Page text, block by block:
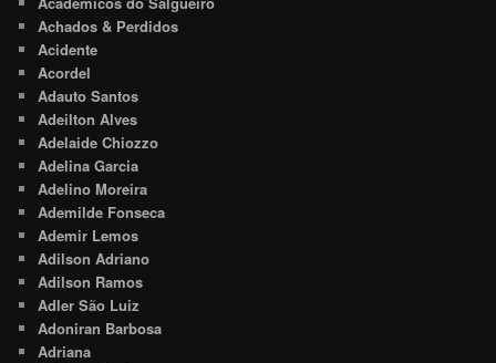
Achados & Perdidos
Acidente
Acordel
Adauto Santos
Adeilton Alves
Adelaide Chiozzo
Adelina Garcia
Adelino Moreira
Ademilde Fonseca
Ademir Lemos
Adilson Adriano
Adilson Ramos
Adler São Luiz
Adoniran Barbosa
Adriana